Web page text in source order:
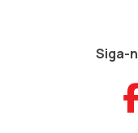
Siga-